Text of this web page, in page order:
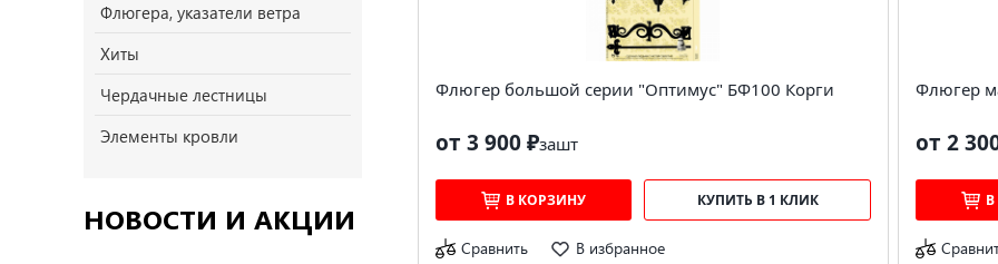
Флюгера, указатели ветра
Хиты
Чердачные лестницы
Элементы кровли
НОВОСТИ И АКЦИИ
Флюгер большой серии "Оптимус" БФ100 Корги
от 3 900 ₽зашт
В КОРЗИНУ КУПИТЬ В 1 КЛИК
Сравнить В избранное
Флюгер
от 2